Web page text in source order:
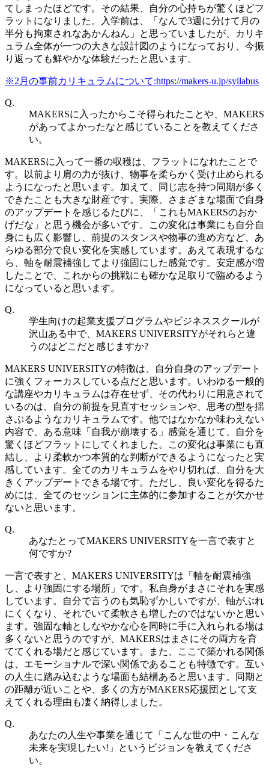
てしまったほどです。その結果、自分の心持ちが驚くほどフ
ラットになりました。入学前は、「なんで3週に分けて月の
半分も拘束されなあかんねん」と思っていましたが、カリキ
ュラム全体が一つの大きな設計図のようになっており、今振
り返っても鮮やかな体験だったと思います。
※2月の事前カリキュラムについて:https://makers-u.jp/syllabus
Q.
MAKERSに入ったからこそ得られたことや、MAKERS
があってよかったなと感じていることを教えてくださ
い。
MAKERSに入って一番の収穫は、フラットになれたことで
す。以前より肩の力が抜け、物事を柔らかく受け止められる
ようになったと思います。加えて、同じ志を持つ同期が多く
できたことも大きな財産です。実際、さまざまな場面で自身
のアップデートを感じるたびに、「これもMAKERSのおか
げだな」と思う機会が多いです。この変化は事業にも自分自
身にも広く影響し、前提のスタンスや物事の進め方など、あ
らゆる部分で良い変化を実感しています。あえて表現するな
ら、軸を耐震補強してより強固にした感覚です。安定感が増
したことで、これからの挑戦にも確かな足取りで臨めるよう
になっていると思います。
Q.
学生向けの起業支援プログラムやビジネススクールが
沢山ある中で、MAKERS UNIVERSITYがそれらと違
うのはどこだと感じますか?
MAKERS UNIVERSITYの特徴は、自分自身のアップデート
に強くフォーカスしている点だと思います。いわゆる一般的
な講座やカリキュラムは存在せず、その代わりに用意されて
いるのは、自分の前提を見直すセッションや、思考の型を揺
さぶるようなカリキュラムです。他ではなかなか味わえない
内容で、ある意味「自我が崩壊する」感覚を通じて、自分を
驚くほどフラットにしてくれました。この変化は事業にも直
結し、より柔軟かつ本質的な判断ができるようになったと実
感しています。全てのカリキュラムをやり切れば、自分を大
きくアップデートできる場です。ただし、良い変化を得るた
めには、全てのセッションに主体的に参加することが欠かせ
ないと思います。
Q.
あなたとってMAKERS UNIVERSITYを一言で表すと
何ですか?
一言で表すと、MAKERS UNIVERSITYは「軸を耐震補強
し、より強固にする場所」です。私自身がまさにそれを実感
しています。自分で言うのも気恥ずかしいですが、軸がぶれ
にくくなり、それでいて柔軟さも増したのではないかと思い
ます。強固な軸としなやかな心を同時に手に入れられる場は
多くないと思うのですが、MAKERSはまさにその両方を育
ててくれる場だと感じています。また、ここで築かれる関係
は、エモーショナルで深い関係であることも特徴です。互い
の人生に踏み込むような場面も結構あると思います。同期と
の距離が近いことや、多くの方がMAKERS応援団として支
えてくれる理由も凄く納得しました。
Q.
あなたの人生や事業を通じて「こんな世の中・こんな
未来を実現したい!」というビジョンを教えてくださ
い。